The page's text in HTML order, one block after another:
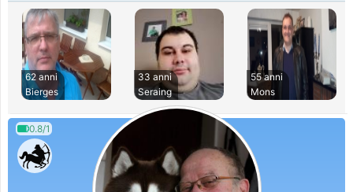
62 anni
Bierges
33 anni
Seraing
55 anni
Mons
0.8/1